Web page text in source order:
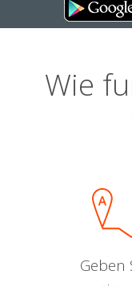
Wie
Geben